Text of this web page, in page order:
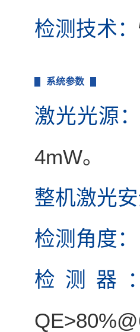
检测技术：
系统参数
激光光源
4mW。
整机激光
检测角度：
检测器